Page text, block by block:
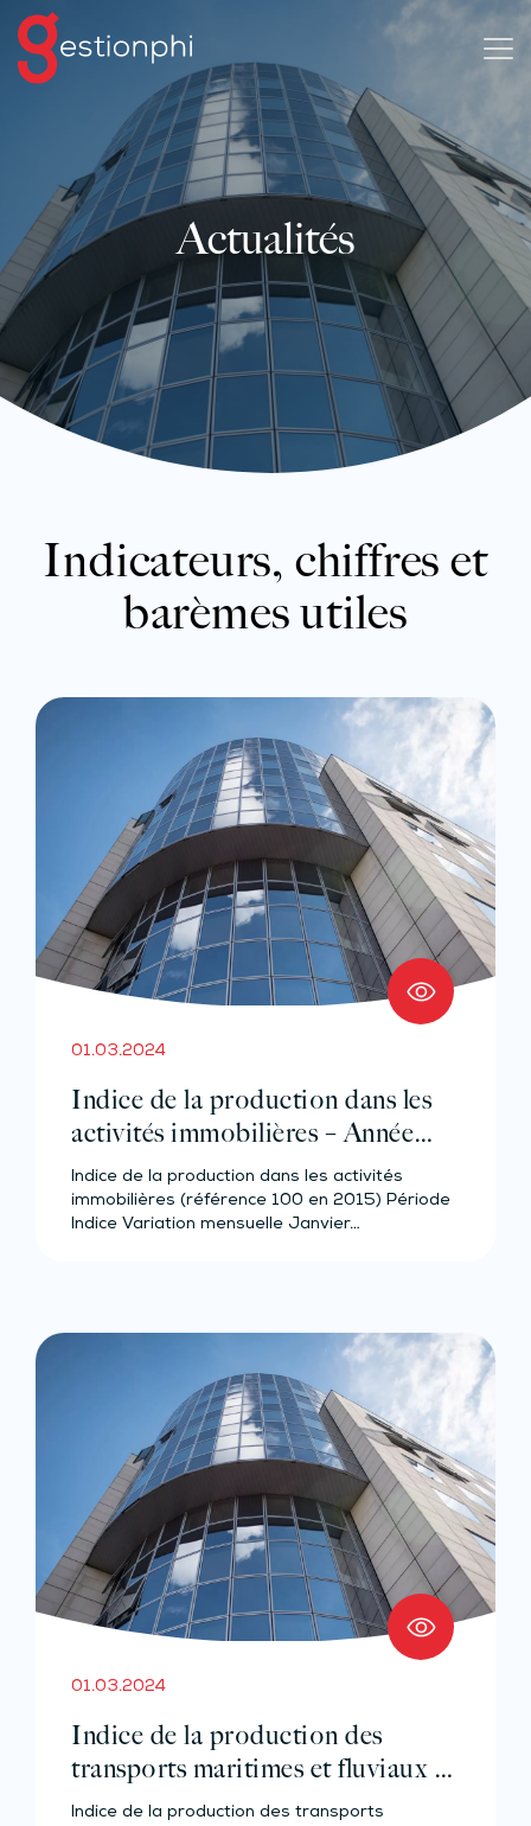
Actualités
Indicateurs, chiffres et
barèmes utiles
01.03.2024
Indice de la production dans les
activités immobilières – Année
2023
Indice de la production dans les activités
immobilières (référence 100 en 2015) Période
Indice Variation mensuelle Janvier…
01.03.2024
Indice de la production des
transports maritimes et fluviaux –
Année 2023
Indice de la production des transports